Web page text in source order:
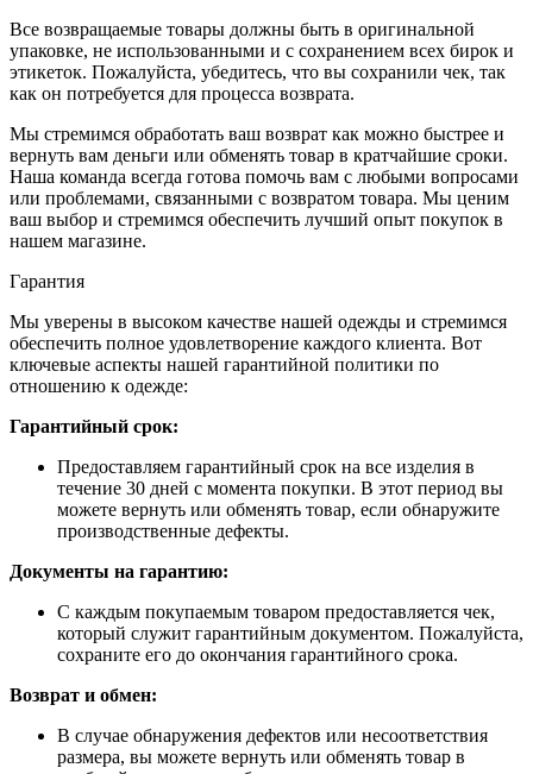
Все возвращаемые товары должны быть в оригинальной
упаковке, не использованными и с сохранением всех бирок и
этикеток. Пожалуйста, убедитесь, что вы сохранили чек, так
как он потребуется для процесса возврата.
Мы стремимся обработать ваш возврат как можно быстрее и
вернуть вам деньги или обменять товар в кратчайшие сроки.
Наша команда всегда готова помочь вам с любыми вопросами
или проблемами, связанными с возвратом товара. Мы ценим
ваш выбор и стремимся обеспечить лучший опыт покупок в
нашем магазине.
Гарантия
Мы уверены в высоком качестве нашей одежды и стремимся
обеспечить полное удовлетворение каждого клиента. Вот
ключевые аспекты нашей гарантийной политики по
отношению к одежде:
Гарантийный срок:
Предоставляем гарантийный срок на все изделия в
течение 30 дней с момента покупки. В этот период вы
можете вернуть или обменять товар, если обнаружите
производственные дефекты.
Документы на гарантию:
С каждым покупаемым товаром предоставляется чек,
который служит гарантийным документом. Пожалуйста,
сохраните его до окончания гарантийного срока.
Возврат и обмен:
В случае обнаружения дефектов или несоответствия
размера, вы можете вернуть или обменять товар в